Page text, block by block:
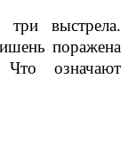
выстрела.
поражена
означают